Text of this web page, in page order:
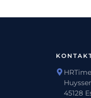
45128